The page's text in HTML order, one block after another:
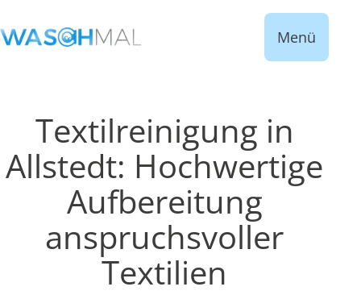
Menü
Textilreinigung in
Allstedt: Hochwertige
Aufbereitung
anspruchsvoller
Textilien